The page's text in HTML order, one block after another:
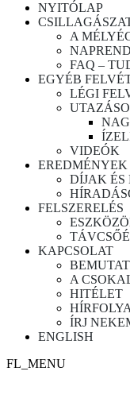
NYITÓLAP
A
FAQ –
EGYÉB
LÉGI
VIDEÓK
EREDMÉNYEK
DÍJAK ÉS
FELSZERELÉS
KAPCSOLAT
A
HITÉLET
ÍRJ
ENGLISH
FL_MENU